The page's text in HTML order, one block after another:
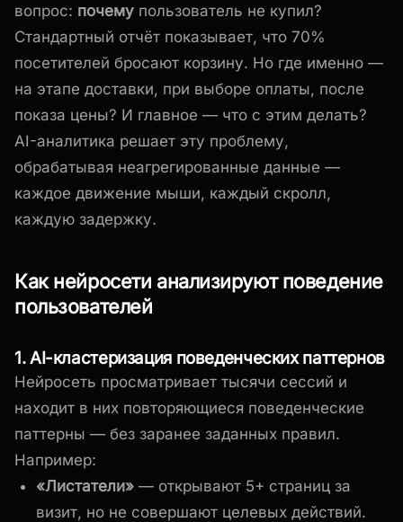
вопрос: почему пользователь не купил?
Стандартный отчёт показывает, что 70%
посетителей бросают корзину. Но где именно —
на этапе доставки, при выборе оплаты, после
показа цены? И главное — что с этим делать?
AI-аналитика решает эту проблему,
обрабатывая неагрегированные данные —
каждое движение мыши, каждый скролл,
каждую задержку.
Как нейросети анализируют поведение
пользователей
1. AI-кластеризация поведенческих паттернов
Нейросеть просматривает тысячи сессий и
находит в них повторяющиеся поведенческие
паттерны — без заранее заданных правил.
Например:
«Листатели» — открывают 5+ страниц за
визит, но не совершают целевых действий.